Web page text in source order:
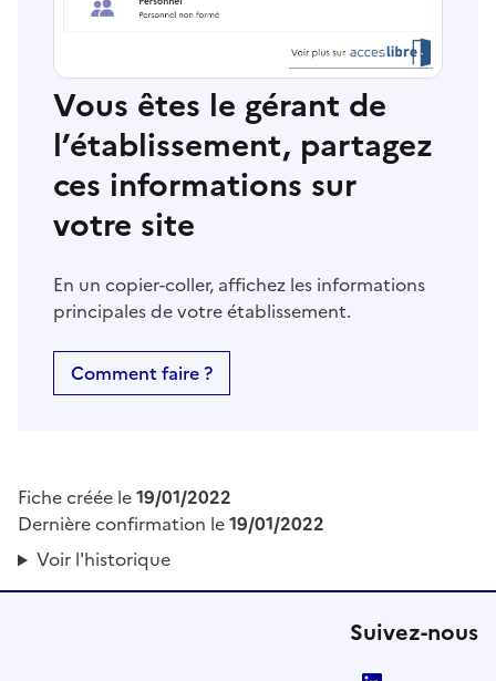
Vous êtes le gérant de
l’établissement, partagez
ces informations sur
votre site
En un copier-coller, affichez les informations
principales de votre établissement.
Comment faire ?
Fiche créée le19/01/2022
Dernière confirmation le19/01/2022
Voir l'historique
Suivez-nous